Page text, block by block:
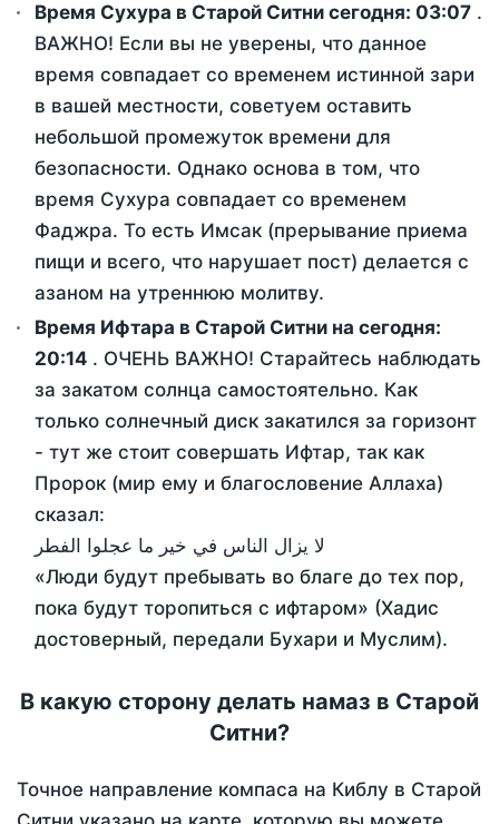
Время Сухура в Старой Ситни сегодня: 03:07 .
ВАЖНО! Если вы не уверены, что данное
время совпадает со временем истинной зари
в вашей местности, советуем оставить
небольшой промежуток времени для
безопасности. Однако основа в том, что
время Сухура совпадает со временем
Фаджра. То есть Имсак (прерывание приема
пищи и всего, что нарушает пост) делается с
азаном на утреннюю молитву.
Время Ифтара в Старой Ситни на сегодня:
20:14 . ОЧЕНЬ ВАЖНО! Старайтесь наблюдать
за закатом солнца самостоятельно. Как
только солнечный диск закатился за горизонт
- тут же стоит совершать Ифтар, так как
Пророк (мир ему и благословение Аллаха)
сказал:
لا يزال الناس في خير ما عجلوا الفطر
«Люди будут пребывать во благе до тех пор,
пока будут торопиться с ифтаром» (Хадис
достоверный, передали Бухари и Муслим).
В какую сторону делать намаз в Старой
Ситни?
Точное направление компаса на Киблу в Старой